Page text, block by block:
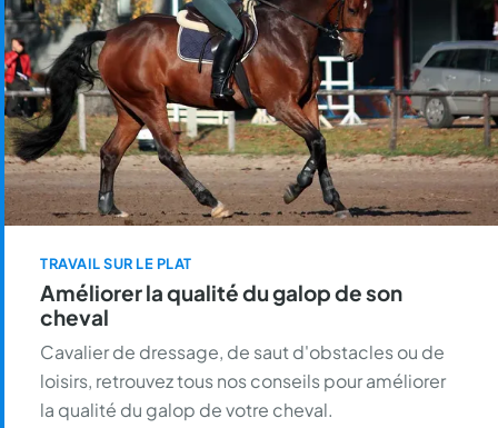
TRAVAIL SUR LE PLAT
Améliorer la qualité du galop de son
cheval
Cavalier de dressage, de saut d'obstacles ou de
loisirs, retrouvez tous nos conseils pour améliorer
la qualité du galop de votre cheval.